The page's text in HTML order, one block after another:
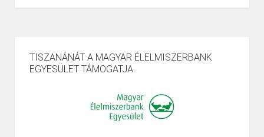
TISZANÁNÁT A MAGYAR ÉLELMISZERBANK
EGYESÜLET TÁMOGATJA.